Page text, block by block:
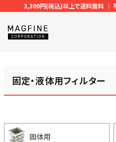
3,300円(税込)以上で送料無料 ｜
固定・液体用フィルター
固体用